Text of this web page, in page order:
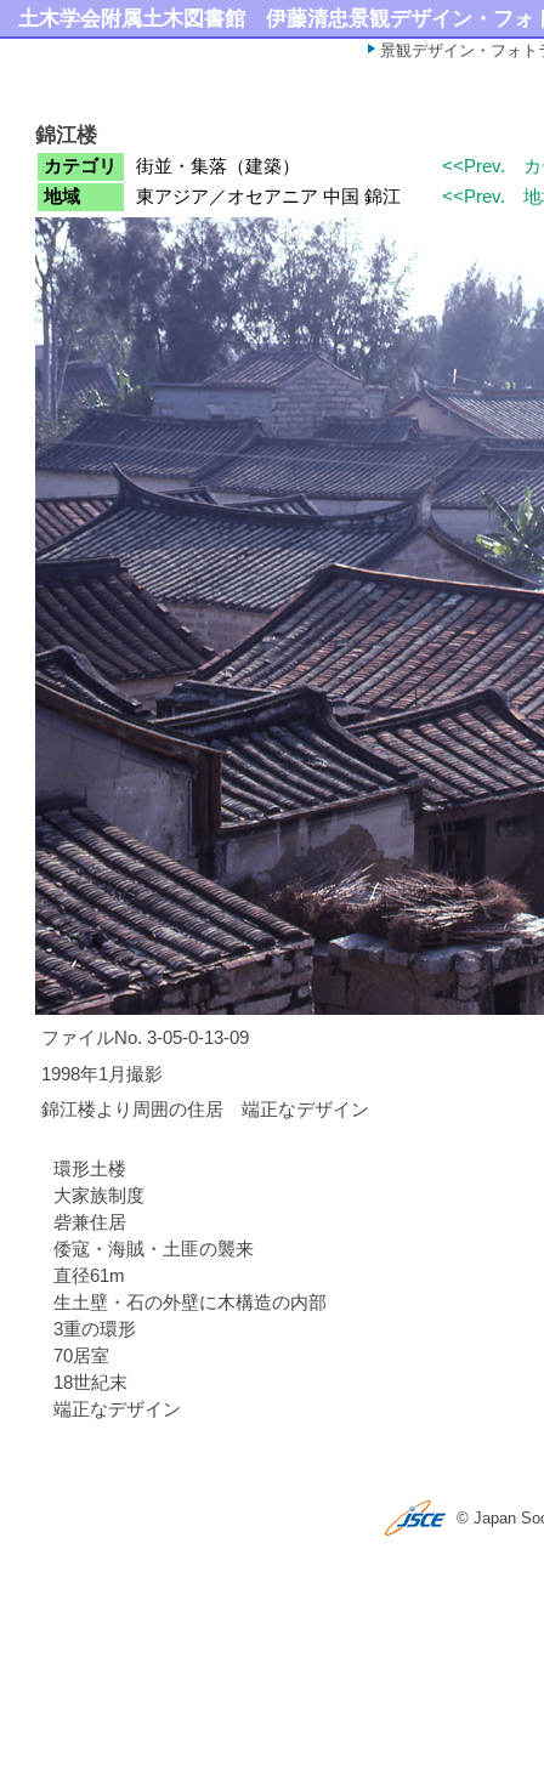
土木学会附属土木図書館 伊藤清忠景観デザイン・フォ
景観デザイン・フォ
錦江楼
カテゴリ 街並・集落（建築） <<Prev.
地域
東アジア／オセアニア 中国 錦江 <<Prev.
ファイルNo. 3-05-0-13-09
1998年1月撮影
錦江楼より周囲の住居 端正なデザイン
環形土楼
大家族制度
砦兼住居
倭寇・海賊・土匪の襲来
直径61m
生土壁・石の外壁に木構造の内部
3重の環形
70居室
18世紀末
端正なデザイン
© Japan